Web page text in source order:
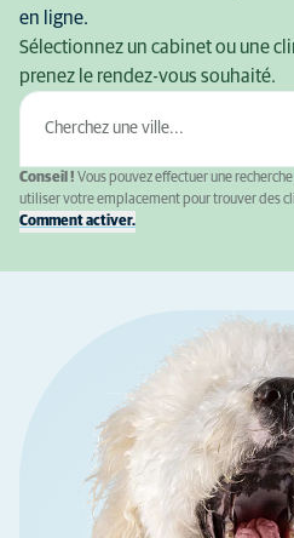
en ligne.
Sélectionnez un cabinet ou une
prenez le rendez-vous souhaité.
Conseil ! Vous pouvez effectuer une
utiliser votre emplacement pour trouver des
Comment activer.